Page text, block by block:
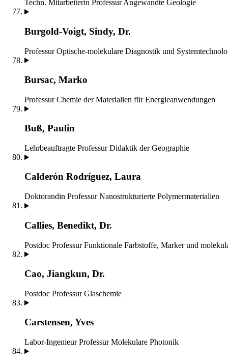
Techn. Mitarbeiterin Professur Angewandte Geologie
Burgold-Voigt, Sindy, Dr.
Professur Optische-molekulare Diagnostik und
Bursac, Marko
Professur Chemie der Materialien für Energieanwendungen
Buß, Paulin
Lehrbeauftragte Professur Didaktik der Geographie
Calderón Rodríguez, Laura
Doktorandin Professur Nanostrukturierte Polymermaterialien
Callies, Benedikt, Dr.
Postdoc Professur Funktionale Farbstoffe, Marker und
Cao, Jiangkun, Dr.
Postdoc Professur Glaschemie
Carstensen, Yves
Labor-Ingenieur Professur Molekulare Photonik